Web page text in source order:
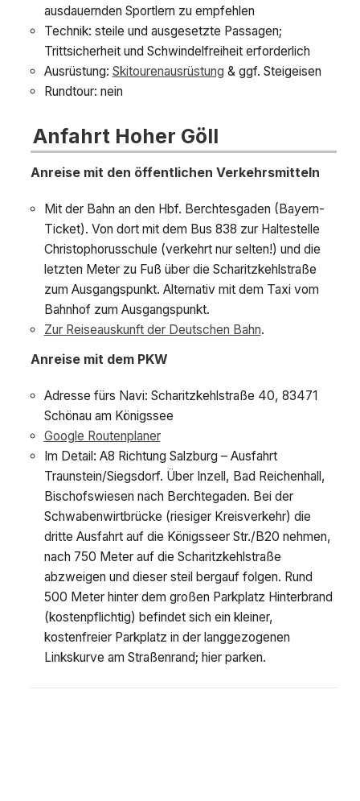
ausdauernden Sportlern zu empfehlen
Technik: steile und ausgesetzte Passagen;
Trittsicherheit und Schwindelfreiheit erforderlich
Ausrüstung: Skitourenausrüstung & ggf. Steigeisen
Rundtour: nein
Anfahrt Hoher Göll
Anreise mit den öffentlichen Verkehrsmitteln
Mit der Bahn an den Hbf. Berchtesgaden (Bayern-
Ticket). Von dort mit dem Bus 838 zur Haltestelle
Christophorusschule (verkehrt nur selten!) und die
letzten Meter zu Fuß über die Scharitzkehlstraße
zum Ausgangspunkt. Alternativ mit dem Taxi vom
Bahnhof zum Ausgangspunkt.
Zur Reiseauskunft der Deutschen Bahn.
Anreise mit dem PKW
Adresse fürs Navi: Scharitzkehlstraße 40, 83471
Schönau am Königssee
Google Routenplaner
Im Detail: A8 Richtung Salzburg – Ausfahrt
Traunstein/Siegsdorf. Über Inzell, Bad Reichenhall,
Bischofswiesen nach Berchtegaden. Bei der
Schwabenwirtbrücke (riesiger Kreisverkehr) die
dritte Ausfahrt auf die Königsseer Str./B20 nehmen,
nach 750 Meter auf die Scharitzkehlstraße
abzweigen und dieser steil bergauf folgen. Rund
500 Meter hinter dem großen Parkplatz Hinterbrand
(kostenpflichtig) befindet sich ein kleiner,
kostenfreier Parkplatz in der langgezogenen
Linkskurve am Straßenrand; hier parken.